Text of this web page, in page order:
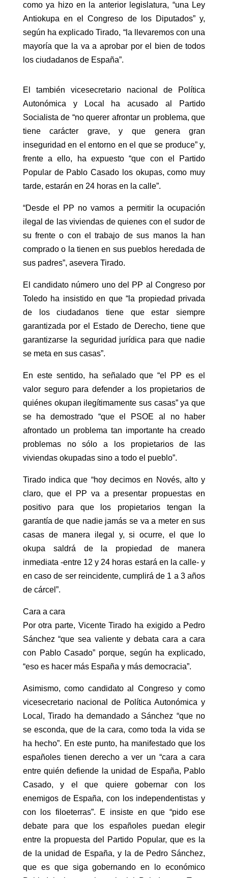
como ya hizo en la anterior legislatura, “una Ley
Antiokupa en el Congreso de los Diputados” y,
según ha explicado Tirado, “la llevaremos con una
mayoría que la va a aprobar por el bien de todos
los ciudadanos de España”.
El también vicesecretario nacional de Política
Autonómica y Local ha acusado al Partido
Socialista de “no querer afrontar un problema, que
tiene carácter grave, y que genera gran
inseguridad en el entorno en el que se produce” y,
frente a ello, ha expuesto “que con el Partido
Popular de Pablo Casado los okupas, como muy
tarde, estarán en 24 horas en la calle”.
“Desde el PP no vamos a permitir la ocupación
ilegal de las viviendas de quienes con el sudor de
su frente o con el trabajo de sus manos la han
comprado o la tienen en sus pueblos heredada de
sus padres”, asevera Tirado.
El candidato número uno del PP al Congreso por
Toledo ha insistido en que “la propiedad privada
de los ciudadanos tiene que estar siempre
garantizada por el Estado de Derecho, tiene que
garantizarse la seguridad jurídica para que nadie
se meta en sus casas”.
En este sentido, ha señalado que “el PP es el
valor seguro para defender a los propietarios de
quiénes okupan ilegítimamente sus casas” ya que
se ha demostrado “que el PSOE al no haber
afrontado un problema tan importante ha creado
problemas no sólo a los propietarios de las
viviendas okupadas sino a todo el pueblo”.
Tirado indica que “hoy decimos en Novés, alto y
claro, que el PP va a presentar propuestas en
positivo para que los propietarios tengan la
garantía de que nadie jamás se va a meter en sus
casas de manera ilegal y, si ocurre, el que lo
okupa saldrá de la propiedad de manera
inmediata -entre 12 y 24 horas estará en la calle- y
en caso de ser reincidente, cumplirá de 1 a 3 años
de cárcel”.
Cara a cara
Por otra parte, Vicente Tirado ha exigido a Pedro
Sánchez “que sea valiente y debata cara a cara
con Pablo Casado” porque, según ha explicado,
“eso es hacer más España y más democracia”.
Asimismo, como candidato al Congreso y como
vicesecretario nacional de Política Autonómica y
Local, Tirado ha demandado a Sánchez “que no
se esconda, que de la cara, como toda la vida se
ha hecho”. En este punto, ha manifestado que los
españoles tienen derecho a ver un “cara a cara
entre quién defiende la unidad de España, Pablo
Casado, y el que quiere gobernar con los
enemigos de España, con los independentistas y
con los filoeterras”. E insiste en que “pido ese
debate para que los españoles puedan elegir
entre la propuesta del Partido Popular, que es la
de la unidad de España, y la de Pedro Sánchez,
que es que siga gobernando en lo económico